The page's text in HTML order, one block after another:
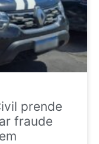
prende
fraude